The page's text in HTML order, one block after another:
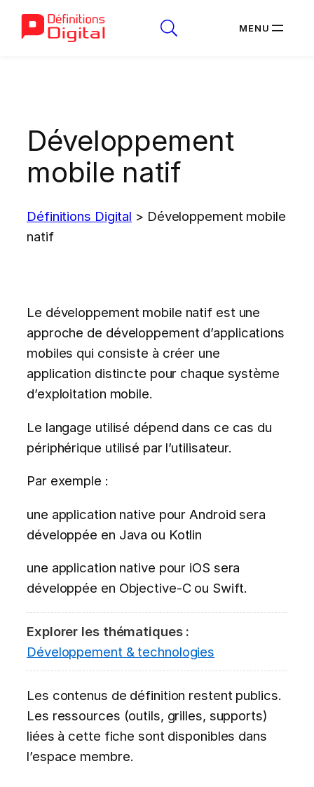
Développement
mobile natif
Définitions Digital > Développement mobile
natif
Le développement mobile natif est une
approche de développement d’applications
mobiles qui consiste à créer une
application distincte pour chaque système
d’exploitation mobile.
Le langage utilisé dépend dans ce cas du
périphérique utilisé par l’utilisateur.
Par exemple :
une application native pour Android sera
développée en Java ou Kotlin
une application native pour iOS sera
développée en Objective-C ou Swift.
Explorer les thématiques :
Développement & technologies
Les contenus de définition restent publics.
Les ressources (outils, grilles, supports)
liées à cette fiche sont disponibles dans
l’espace membre.